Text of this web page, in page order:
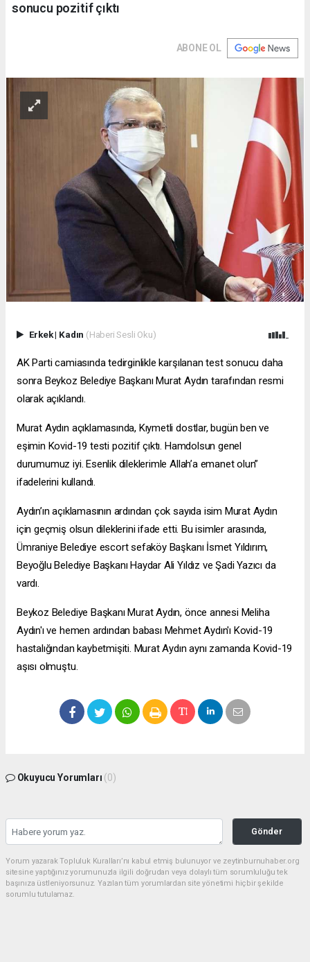
sonucu pozitif çıktı
ABONE OL
Erkek| Kadın (Haberi Sesli Oku)
AK Parti camiasında tedirginlikle karşılanan test sonucu daha
sonra Beykoz Belediye Başkanı Murat Aydın tarafından resmi
olarak açıklandı.
Murat Aydın açıklamasında, Kıymetli dostlar, bugün ben ve
eşimin Kovid-19 testi pozitif çıktı. Hamdolsun genel
durumumuz iyi. Esenlik dileklerimle Allah’a emanet olun”
ifadelerini kullandı.
Aydın’ın açıklamasının ardından çok sayıda isim Murat Aydın
için geçmiş olsun dileklerini ifade etti. Bu isimler arasında,
Ümraniye Belediye escort sefaköyBaşkanı İsmet Yıldırım,
Beyoğlu Belediye Başkanı Haydar Ali Yıldız ve Şadi Yazıcı da
vardı.
Beykoz Belediye Başkanı Murat Aydın, önce annesi Meliha
Aydın'ı ve hemen ardından babası Mehmet Aydın'ı Kovid-19
hastalığından kaybetmişiti. Murat Aydın aynı zamanda Kovid-19
aşısı olmuştu.
Okuyucu Yorumları (0)
Gönder
Yorum yazarak Topluluk Kuralları’nı kabul etmiş bulunuyor ve zeytinburnuhaber.org
sitesine yaptığınız yorumunuzla ilgili doğrudan veya dolaylı tüm sorumluluğu tek
başınıza üstleniyorsunuz. Yazılan tüm yorumlardan site yönetimi hiçbir şekilde
sorumlu tutulamaz.